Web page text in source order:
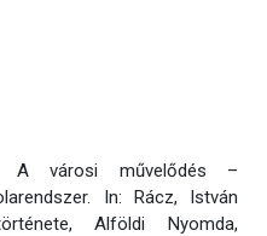
A városi művelődés –
In: Rácz, István
Alföldi Nyomda,